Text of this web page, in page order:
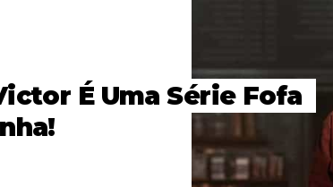
É Uma Série Fofa